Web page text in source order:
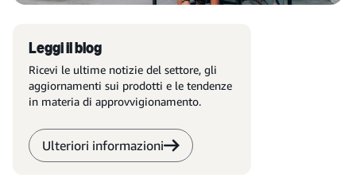
Leggi il blog
Ricevi le ultime notizie del settore, gli
aggiornamenti sui prodotti e le tendenze
in materia di approvvigionamento.
Ulteriori informazioni